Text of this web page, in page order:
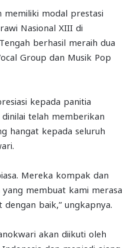
memiliki modal prestasi
Nasional XIII di
berhasil meraih dua
Group dan Musik Pop
kepada panitia
dinilai telah memberikan
hangat kepada seluruh
Mereka kompak dan
membuat kami merasa
baik,” ungkapnya.
akan diikuti oleh